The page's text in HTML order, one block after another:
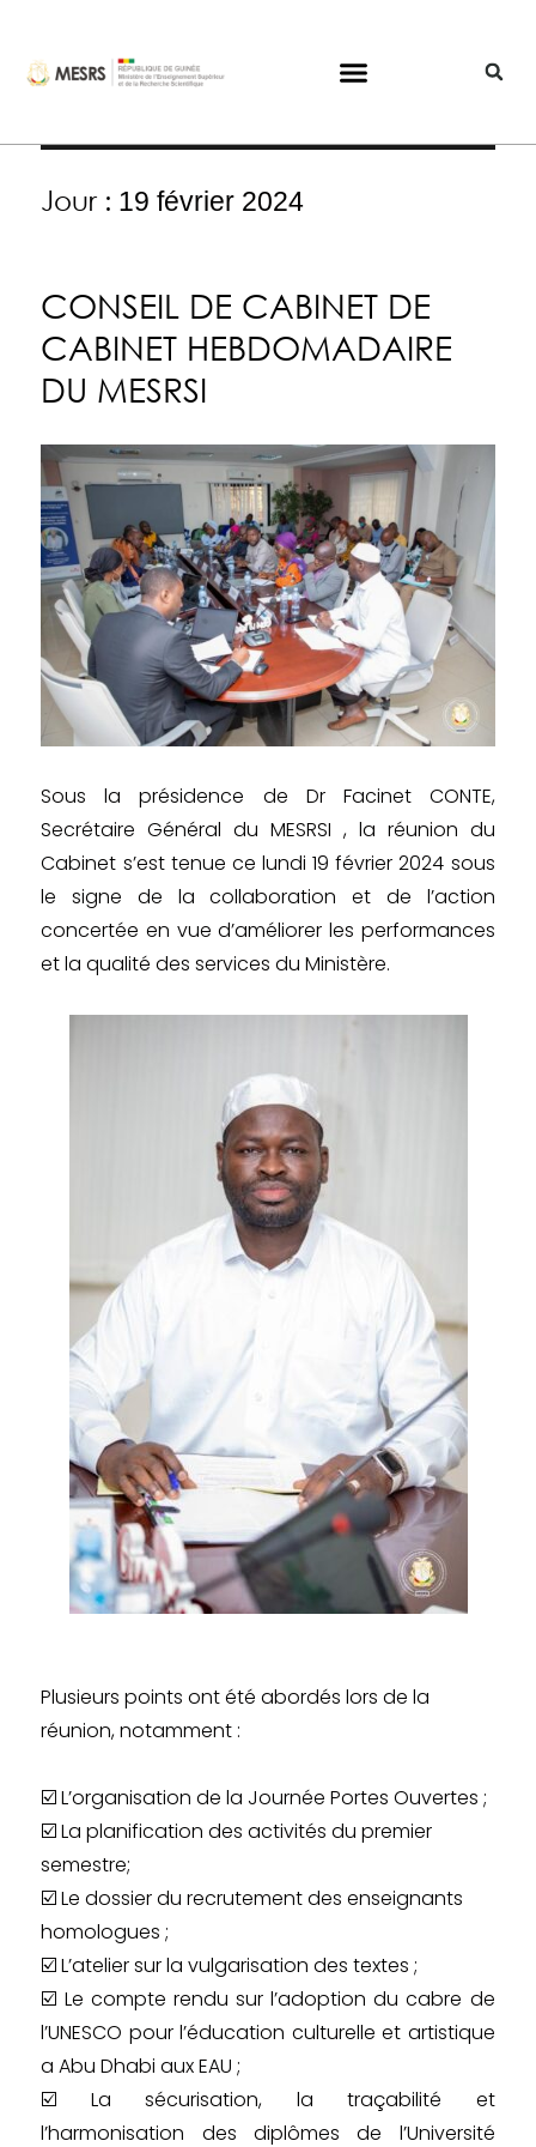
Jour : 19 février 2024
CONSEIL DE CABINET DE
CABINET HEBDOMADAIRE
DU MESRSI
Sous la présidence de Dr Facinet CONTE,
Secrétaire Général du MESRSI , la réunion du
Cabinet s’est tenue ce lundi 19 février 2024 sous
le signe de la collaboration et de l’action
concertée en vue d’améliorer les performances
et la qualité des services du Ministère.
Plusieurs points ont été abordés lors de la
réunion, notamment :
☑️ L’organisation de la Journée Portes Ouvertes ;
☑️ La planification des activités du premier
semestre;
☑️ Le dossier du recrutement des enseignants
homologues ;
☑️ L’atelier sur la vulgarisation des textes ;
☑️ Le compte rendu sur l’adoption du cabre de
l’UNESCO pour l’éducation culturelle et artistique
a Abu Dhabi aux EAU ;
☑️ La sécurisation, la traçabilité et
l’harmonisation des diplômes de l’Université